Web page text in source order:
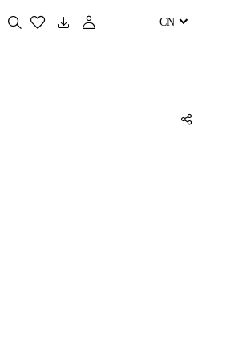
搜
CN